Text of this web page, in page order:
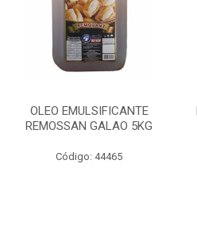
OLEO EMULSIFICANTE
REMOSSAN GALAO 5KG
Código: 44465